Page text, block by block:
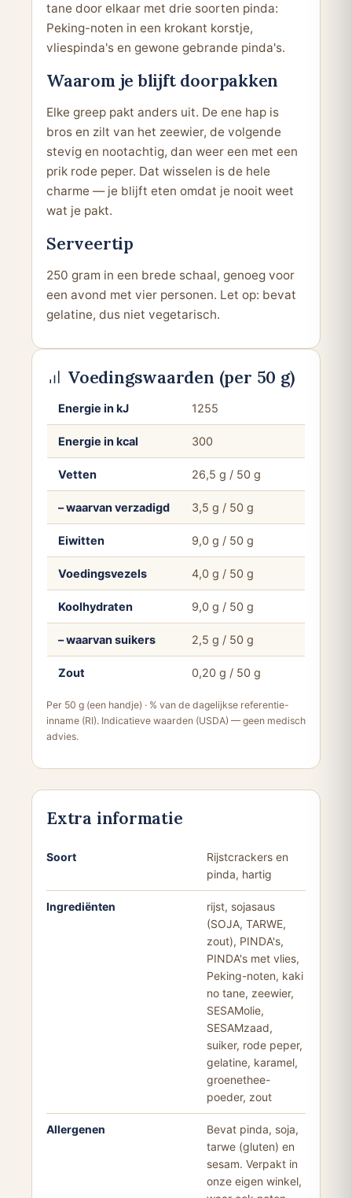
tane door elkaar met drie soorten pinda:
Peking-noten in een krokant korstje,
vliespinda's en gewone gebrande pinda's.
Waarom je blijft doorpakken
Elke greep pakt anders uit. De ene hap is
bros en zilt van het zeewier, de volgende
stevig en nootachtig, dan weer een met een
prik rode peper. Dat wisselen is de hele
charme — je blijft eten omdat je nooit weet
wat je pakt.
Serveertip
250 gram in een brede schaal, genoeg voor
een avond met vier personen. Let op: bevat
gelatine, dus niet vegetarisch.
Voedingswaarden (per 50 g)
Energie in kJ 1255
Energie in kcal 300
Vetten 26,5 g / 50 g
– waarvan verzadigd 3,5 g / 50 g
Eiwitten 9,0 g / 50 g
Voedingsvezels 4,0 g / 50 g
Koolhydraten 9,0 g / 50 g
– waarvan suikers 2,5 g / 50 g
Zout 0,20 g / 50 g
Per 50 g (een handje) · % van de dagelijkse referentie-
inname (RI). Indicatieve waarden (USDA) — geen medisch
advies.
Extra informatie
Soort
Rijstcrackers en
pinda, hartig
Ingrediënten
rijst, sojasaus
(SOJA, TARWE,
zout), PINDA's,
PINDA's met vlies,
Peking-noten, kaki
no tane, zeewier,
SESAMolie,
SESAMzaad,
suiker, rode peper,
gelatine, karamel,
groenethee-
poeder, zout
Allergenen
Bevat pinda, soja,
tarwe (gluten) en
sesam. Verpakt in
onze eigen winkel,